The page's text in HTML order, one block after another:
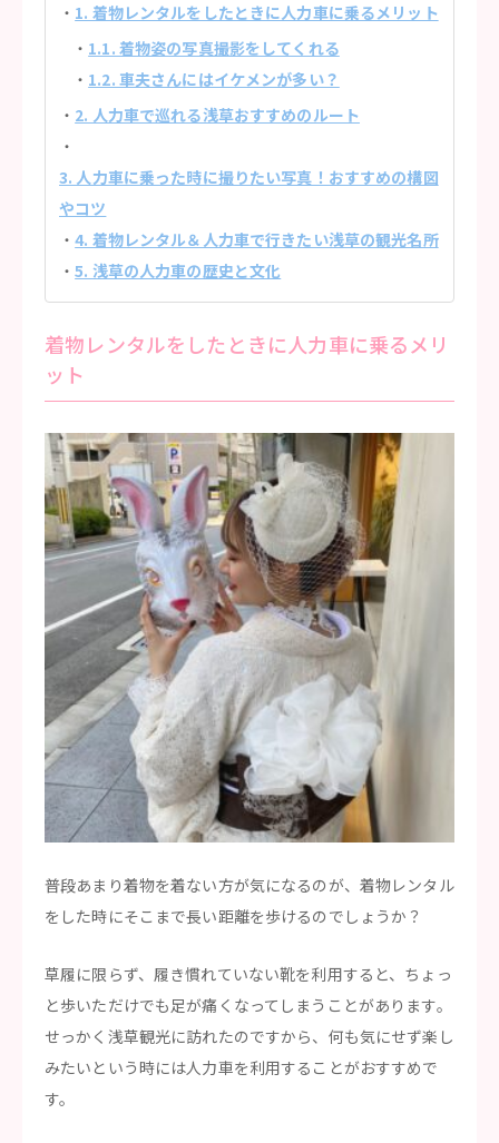
1. 着物レンタルをしたときに人力車に乗るメリット
1.1. 着物姿の写真撮影をしてくれる
1.2. 車夫さんにはイケメンが多い？
2. 人力車で巡れる浅草おすすめのルート
3. 人力車に乗った時に撮りたい写真！おすすめの構図
やコツ
4. 着物レンタル＆人力車で行きたい浅草の観光名所
5. 浅草の人力車の歴史と文化
着物レンタルをしたときに人力車に乗るメリ
ット
普段あまり着物を着ない方が気になるのが、着物レンタル
をした時にそこまで長い距離を歩けるのでしょうか？
草履に限らず、履き慣れていない靴を利用すると、ちょっ
と歩いただけでも足が痛くなってしまうことがあります。
せっかく浅草観光に訪れたのですから、何も気にせず楽し
みたいという時には人力車を利用することがおすすめで
す。